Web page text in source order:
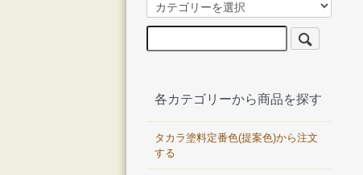
各カテゴリーから商品を探す
タカラ塗料定番色(提案色)から注文
する